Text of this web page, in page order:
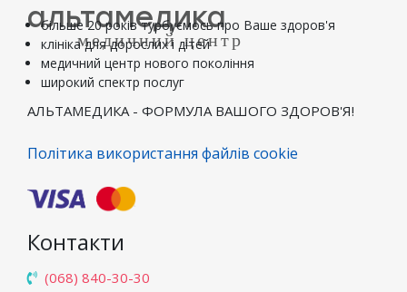
альтамедика
медичний центр
більше 20 років турбуємось про Ваше здоров'я
клініка для дорослих і дітей
медичний центр нового покоління
широкий спектр послуг
АЛЬТАМЕДИКА - ФОРМУЛА ВАШОГО ЗДОРОВ'Я!
Політика використання файлів cookie
Контакти
(068) 840-30-30